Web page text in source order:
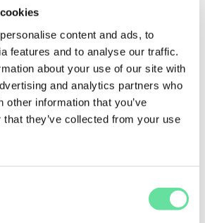
content and ads, to
features and to analyse our traffic.
about your use of our site with
and analytics partners who
other information that you’ve
they’ve collected from your use
zoals IDOR (Insecure
Mass Assignment, en
API-lekken. Aan de hand
en hands-on opdrachten
kunt testen op echte risico’s,
volgens specificatie.
voor functionele testers zonder